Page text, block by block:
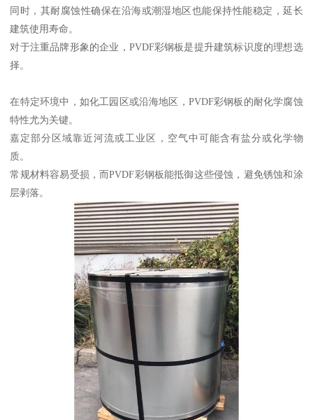
同时，其耐腐蚀性确保在沿海或潮湿地区也能保持性能稳定，延长
建筑使用寿命。
对于注重品牌形象的企业，PVDF彩钢板是提升建筑标识度的理想选
择。
在特定环境中，如化工园区或沿海地区，PVDF彩钢板的耐化学腐蚀
特性尤为关键。
嘉定部分区域靠近河流或工业区，空气中可能含有盐分或化学物
质。
常规材料容易受损，而PVDF彩钢板能抵御这些侵蚀，避免锈蚀和涂
层剥落。